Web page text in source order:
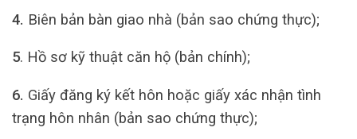
4. Biên bản bàn giao nhà (bản sao chứng thực);
5. Hồ sơ kỹ thuật căn hộ (bản chính);
6. Giấy đăng ký kết hôn hoặc giấy xác nhận tình
trạng hôn nhân (bản sao chứng thực);